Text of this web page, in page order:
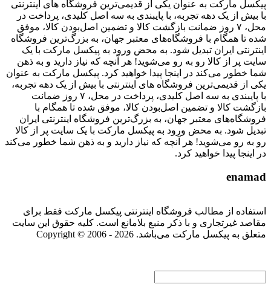
پیکسل مارکت به عنوان یکی از قدیمی‌ترین فروشگاه های اینترنتی
با بیش از یک دهه تجربه، با پایبندی به سه اصل کلیدی، پرداخت در
محل، ۷ روز ضمانت بازگشت کالا و تضمین اصل‌بودن کالا، موفق
شده تا همگام با فروشگاه‌های معتبر جهان، به بزرگ‌ترین فروشگاه
اینترنتی ایران تبدیل شود. به محض ورود به پیکسل مارکت با یک
سایت پر از کالا رو به رو می‌شوید! هر آنچه که نیاز دارید و به ذهن
شما خطور می‌کند در اینجا پیدا خواهید کرد. پیکسل مارکت به عنوان
یکی از قدیمی‌ترین فروشگاه های اینترنتی با بیش از یک دهه تجربه،
با پایبندی به سه اصل کلیدی، پرداخت در محل، ۷ روز ضمانت
بازگشت کالا و تضمین اصل‌بودن کالا، موفق شده تا همگام با
فروشگاه‌های معتبر جهان، به بزرگ‌ترین فروشگاه اینترنتی ایران
تبدیل شود. به محض ورود به پیکسل مارکت با یک سایت پر از کالا
رو به رو می‌شوید! هر آنچه که نیاز دارید و به ذهن شما خطور می‌کند
در اینجا پیدا خواهید کرد.
enamad
استفاده از مطالب فروشگاه اینترنتی پیکسل مارکت فقط برای
مقاصد غیرتجاری و با ذکر منبع بلامانع است. کلیه حقوق این سایت
متعلق به پیکسل مارکت می‌باشد. Copyright © 2006 - 2026